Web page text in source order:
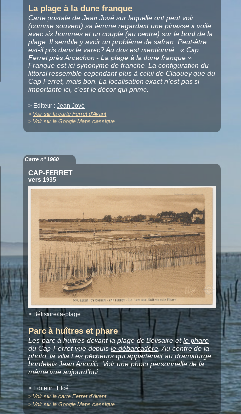
La plage à la dune franque
Carte postale deJean Jové sur laquelle ont peut voir
(comme souvent) sa femme regardant une pinasse à voile
avec six hommes et un couple (au centre) sur le bord de la
plage. Il semble y avoir un problème de safran. Peut-être
est-il pris dans le varec? Au dos est mentionné : « Cap
Ferret près Arcachon - La plage à la dune franque »
Franque est ici synonyme de franche. La configuration du
littoral ressemble cependant plus à celui de Claouey que du
Cap Ferret, mais bon. La localisation exact n'est pas si
importante ici, c'est le décor qui prime.
> Editeur :Jean Jové
> Voir sur la carte Ferret d'Avant
> Voir sur la Google Maps classique
Carte n° 1960
CAP-FERRET
vers 1935
> Bélisaire/la-plage
Parc à huîtres et phare
Les parc à huitres devant la plage de Bélisaire etle phare
du Cap-Ferret vue depuisle débarcadère. Au centre de la
photo,la villa Les pêcheursqui appartenait au dramaturge
bordelais Jean Anouilh. Voirune photo personnelle de la
même vue aujourd'hui
> Editeur :Elcé
>Voir sur la carte Ferret d'Avant
> Voir sur la Google Maps classique